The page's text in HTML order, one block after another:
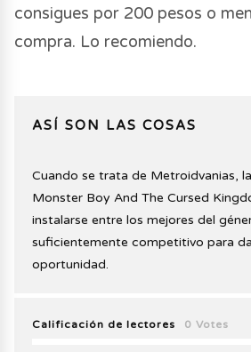
consigues por 200 pesos o
compra. Lo recomiendo.
ASÍ SON LAS COSAS
Cuando se trata de Metroidvanias,
Monster Boy And The Cursed
instalarse entre los mejores del
suficientemente competitivo para
oportunidad.
Calificación de lectores 0 Votes